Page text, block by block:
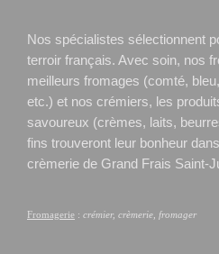
Nos spécialistes sélectionnent
terroir français. Avec soin, nos
meilleurs fromages (comté,
etc.) et nos crémiers, les
savoureux (crèmes, laits,
fins trouveront leur bonheur
crèmerie de Grand Frais Saint-
Fromagerie : crémier, crèmerie, fromager